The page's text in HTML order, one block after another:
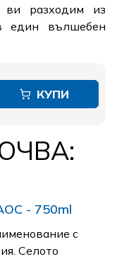
разходим из
един вълшебен
КУПИ
- 750ml
с
Селото